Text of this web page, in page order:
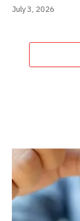
July 3, 2026